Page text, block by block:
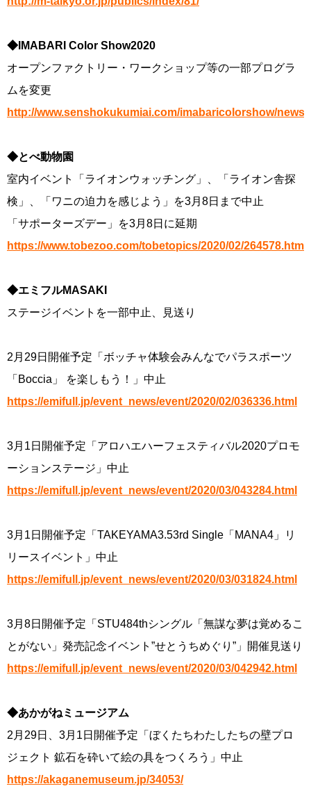
◆IMABARI Color Show2020
オープンファクトリー・ワークショップ等の一部プログラ
ムを変更
http://www.senshokukumiai.com/imabaricolorshow/
◆とべ動物園
室内イベント「ライオンウォッチング」、「ライオン舎探
検」、「ワニの迫力を感じよう」を3月8日まで中止
「サポーターズデー」を3月8日に延期
https://www.tobezoo.com/tobetopics/2020/02/264578.html
◆エミフルMASAKI
ステージイベントを一部中止、見送り
2月29日開催予定「ボッチャ体験会みんなでパラスポーツ
「Boccia」 を楽しもう！」中止
https://emifull.jp/event_news/event/2020/02/036336.html
3月1日開催予定「アロハエハーフェスティバル2020プロモ
ーションステージ」中止
https://emifull.jp/event_news/event/2020/03/043284.html
3月1日開催予定「TAKEYAMA3.53rd Single「MANA4」リ
リースイベント」中止
https://emifull.jp/event_news/event/2020/03/031824.html
3月8日開催予定「STU484thシングル「無謀な夢は覚めるこ
とがない」発売記念イベント”せとうちめぐり”」開催見送り
https://emifull.jp/event_news/event/2020/03/042942.html
◆あかがねミュージアム
2月29日、3月1日開催予定「ぼくたちわたしたちの壁プロ
ジェクト 鉱石を砕いて絵の具をつくろう」中止
https://akaganemuseum.jp/34053/